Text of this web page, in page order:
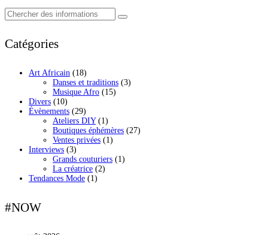
Catégories
Art Africain (18)
Danses et traditions (3)
Musique Afro (15)
Divers (10)
Évènements (29)
Ateliers DIY (1)
Boutiques éphémères (27)
Ventes privées (1)
Interviews (3)
Grands couturiers (1)
La créatrice (2)
Tendances Mode (1)
#NOW